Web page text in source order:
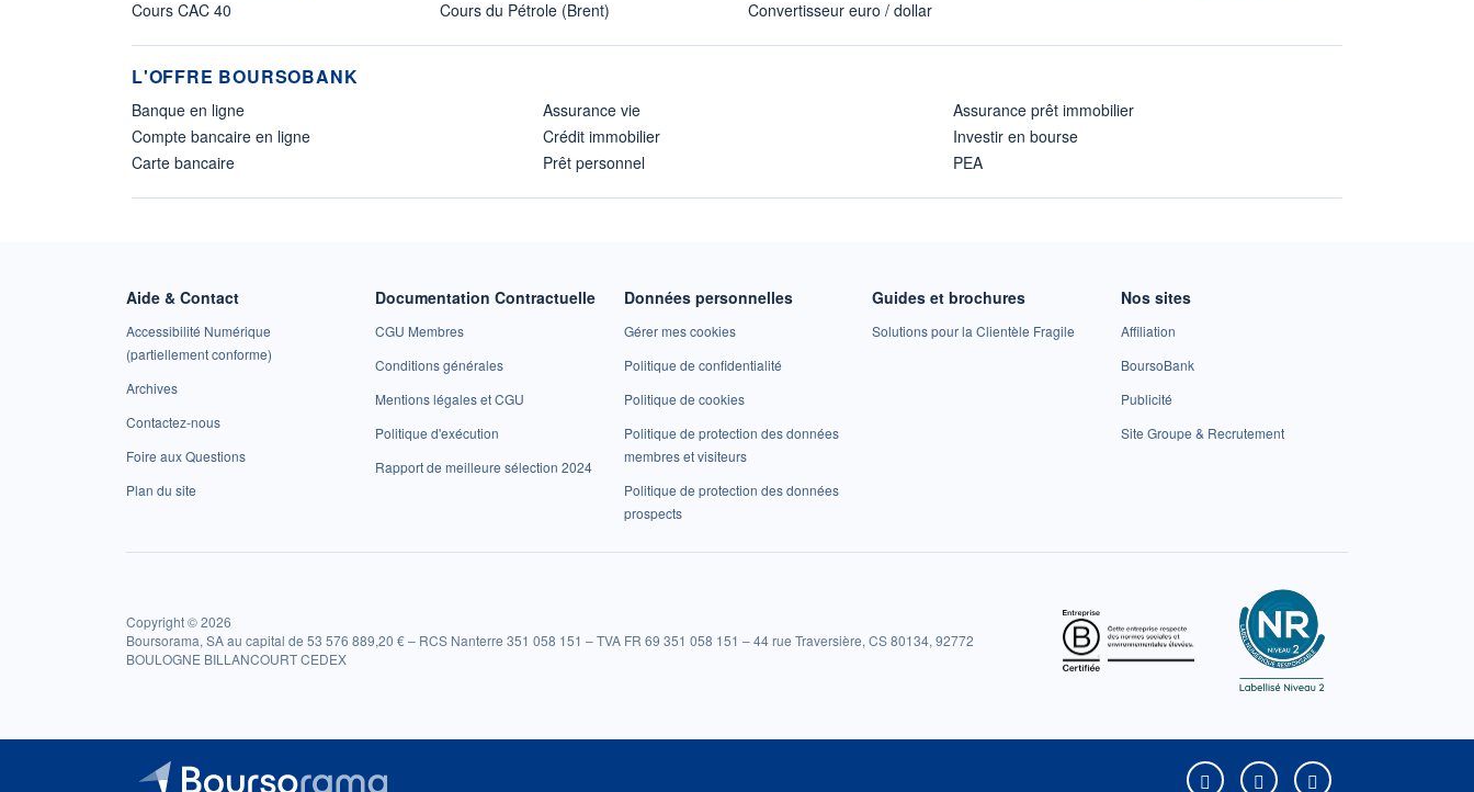
Cours CAC 40
Cours du Pétrole (Brent)
Convertisseur euro / dollar
L'OFFRE BOURSOBANK
Banque en ligne
Compte bancaire en ligne
Carte bancaire
Assurance vie
Crédit immobilier
Prêt personnel
Assurance prêt immobilier
Investir en bourse
PEA
Aide & Contact
Accessibilité Numérique
(partiellement conforme)
Archives
Contactez-nous
Foire aux Questions
Plan du site
Documentation Contractuelle
CGU Membres
Conditions générales
Mentions légales et CGU
Politique d'exécution
Rapport de meilleure sélection 2024
Données personnelles
Gérer mes cookies
Politique de confidentialité
Politique de cookies
Politique de protection des données
membres et visiteurs
Politique de protection des données
prospects
Guides et brochures
Solutions pour la Clientèle Fragile
Nos sites
Affiliation
BoursoBank
Publicité
Site Groupe & Recrutement
Copyright © 2026
Boursorama, SA au capital de 53 576 889,20 € – RCS Nanterre 351 058 151 – TVA FR 69 351 058 151 – 44 rue Traversière, CS 80134, 92772
BOULOGNE BILLANCOURT CEDEX
Boursorama sur Facebook
Boursorama sur X
Boursorama sur